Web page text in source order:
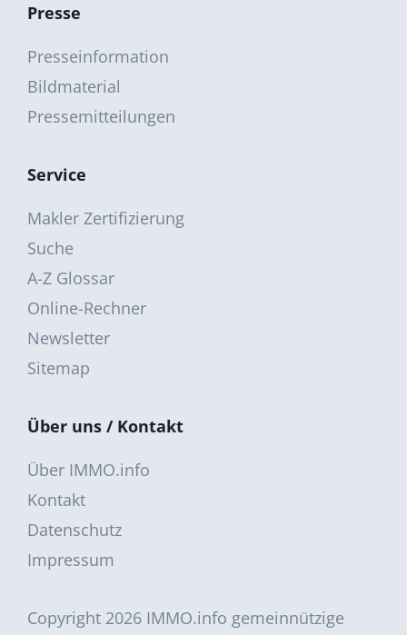
Presse
Presseinformation
Bildmaterial
Pressemitteilungen
Service
Makler Zertifizierung
Suche
A-Z Glossar
Online-Rechner
Newsletter
Sitemap
Über uns / Kontakt
Über IMMO.info
Kontakt
Datenschutz
Impressum
Copyright 2026 IMMO.info gemeinnützige